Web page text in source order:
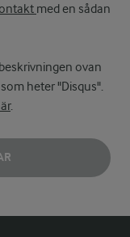
med en sådan
ovan
heter "Disqus".
.